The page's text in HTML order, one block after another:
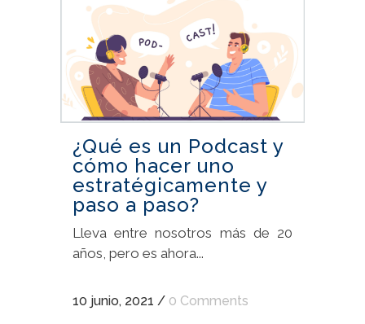
¿Qué es un Podcast y
cómo hacer uno
estratégicamente y
paso a paso?
Lleva entre nosotros más de 20
años, pero es ahora...
10 junio, 2021 / 0 Comments